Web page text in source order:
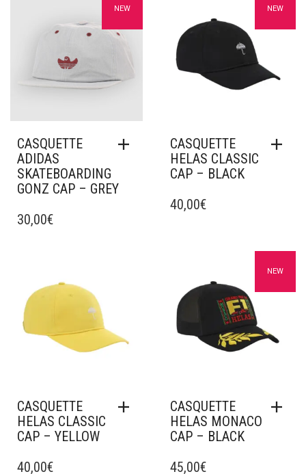
Ajouter à mes favorisNEW
CASQUETTE
ADIDAS
SKATEBOARDING
GONZ CAP – GREY
30,00€
Ajouter à mes favorisNEW
CASQUETTE
HELAS CLASSIC
CAP – BLACK
40,00€
CASQUETTE
HELAS CLASSIC
CAP – YELLOW
40,00€
Ajouter à mes favorisNEW
CASQUETTE
HELAS MONACO
CAP – BLACK
45,00€